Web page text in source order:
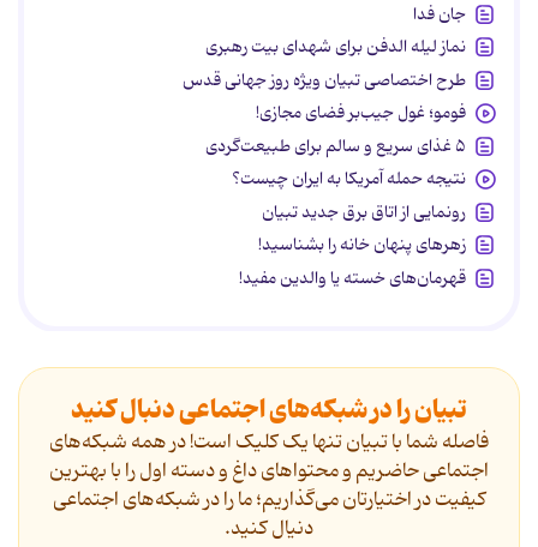
جان فدا
نماز لیله الدفن برای شهدای بیت رهبری
طرح اختصاصی تبیان ویژه روز جهانی قدس
فومو؛ غول جیب‌بر فضای مجازی!
۵ غذای سریع و سالم برای طبیعت‌گردی
نتیجه حمله آمریکا به ایران چیست؟
رونمایی از اتاق برق جدید تبیان
زهرهای پنهان خانه را بشناسید!
قهرمان‌های خسته یا والدین مفید!
تبیان را در شبکه‌های اجتماعی دنبال کنید
فاصله شما با تبیان تنها یک کلیک است! در همه شبکه‌های
اجتماعی حاضریم و محتواهای داغ و دسته اول را با بهترین
کیفیت در اختیارتان می‌گذاریم؛ ما را در شبکه‌های اجتماعی
دنیال کنید.